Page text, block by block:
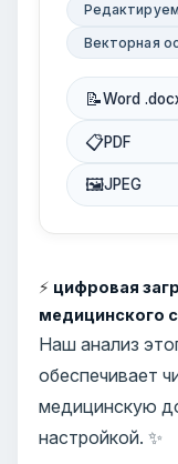
Векторная
📝Word
📋PDF
🖼JPEG
⚡ цифровая
медицинского
Наш анализ
обеспечивает
медицинскую
настройкой. ✨